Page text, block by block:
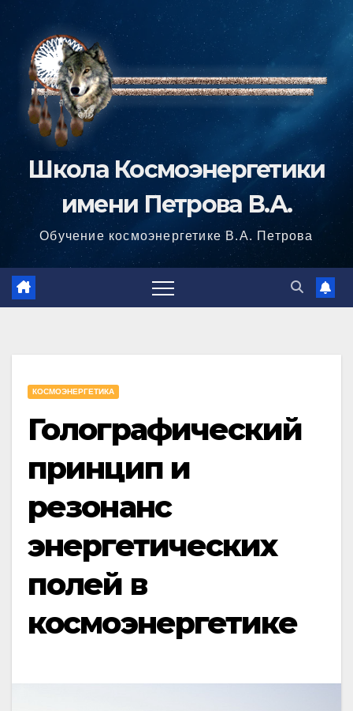
содержимому
Школа Космоэнергетики
имени Петрова В.А.
Обучение космоэнергетике В.А. Петрова
КОСМОЭНЕРГЕТИКА
Голографический
принцип и
резонанс
энергетических
полей в
космоэнергетике